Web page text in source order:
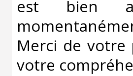
est bien
Merci de votre
votre